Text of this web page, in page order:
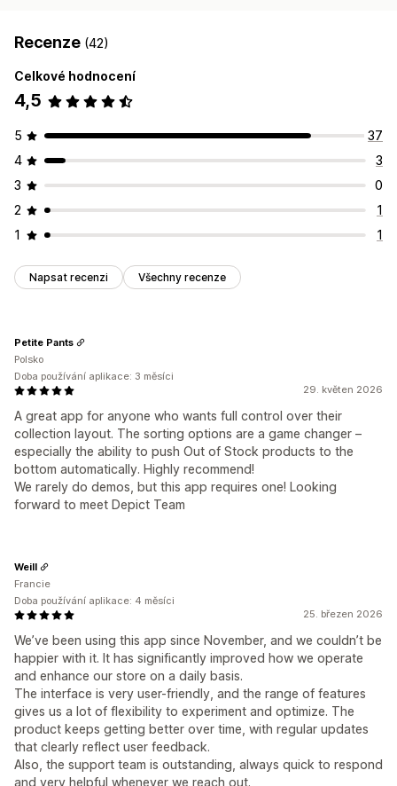
Recenze (42)
Celkové hodnocení
4,5
5
37
4
3
3
0
2
1
1
1
Napsat recenzi Všechny recenze
29. květen 2026
A great app for anyone who wants full control over their
collection layout. The sorting options are a game changer –
especially the ability to push Out of Stock products to the
bottom automatically. Highly recommend!
We rarely do demos, but this app requires one! Looking
forward to meet Depict Team
Petite Pants
Polsko
Doba používání aplikace: 3 měsíci
25. březen 2026
We’ve been using this app since November, and we couldn’t be
happier with it. It has significantly improved how we operate
and enhance our store on a daily basis.
The interface is very user-friendly, and the range of features
gives us a lot of flexibility to experiment and optimize. The
product keeps getting better over time, with regular updates
that clearly reflect user feedback.
Also, the support team is outstanding, always quick to respond
and very helpful whenever we reach out.
Weill
Francie
Doba používání aplikace: 4 měsíci